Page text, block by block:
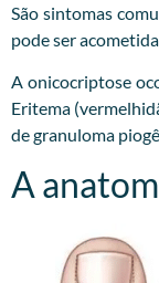
São sintomas
pode ser
A onicocriptose
Eritema
de granuloma
A